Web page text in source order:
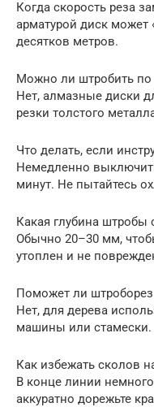
Когда скорость реза
арматурой диск может
десятков метров.
Можно ли штробить по
Нет, алмазные диски
резки толстого
Что делать, если
Немедленно
минут. Не пытайтесь
Какая глубина штробы
Обычно 20–30 мм,
утоплен и не
Поможет ли
Нет, для дерева
машины или стамески.
Как избежать сколов
В конце линии
аккуратно дорежьте